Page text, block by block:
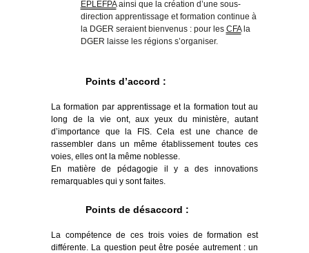
EPLEFPAainsi que la création d’une sous-
direction apprentissage et formation continue à
la DGER seraient bienvenus : pour les CFAla
DGER laisse les régions s’organiser.
Points d’accord :
La formation par apprentissage et la formation tout au
long de la vie ont, aux yeux du ministère, autant
d’importance que la FIS. Cela est une chance de
rassembler dans un même établissement toutes ces
voies, elles ont la même noblesse.
En matière de pédagogie il y a des innovations
remarquables qui y sont faites.
Points de désaccord :
La compétence de ces trois voies de formation est
différente. La question peut être posée autrement : un